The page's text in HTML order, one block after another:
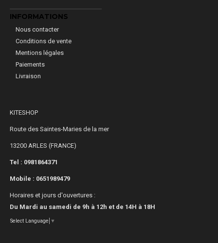
INFORMATIONS
Nous contacter
Conditions de vente
Mentions légales
Paiements
Livraison
KITESHOP
Route des Saintes-Maries de la mer
13200 ARLES (FRANCE)
Tel : 0981864371
Mobile : 0651989479
Horaires et jours d'ouvertures :
Du Mardi au samedi de 9h à 12h et de 14H à 18H
Select Language ▼